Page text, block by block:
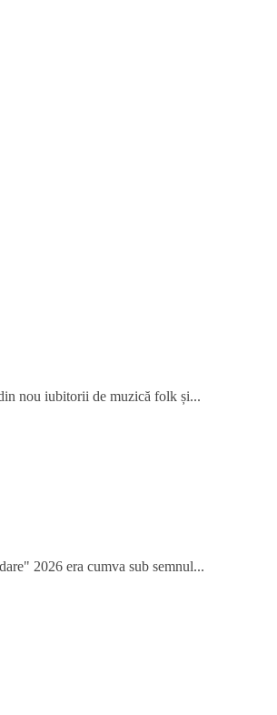
nou iubitorii de muzică folk și...
2026 era cumva sub semnul...